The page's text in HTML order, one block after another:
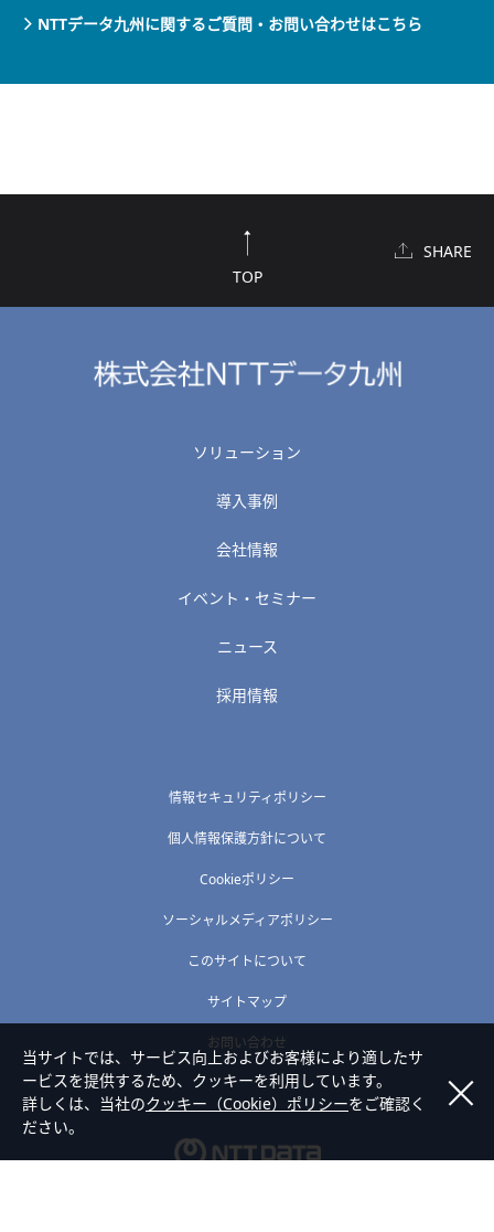
NTTデータ九州に関するご質問・お問い合わせはこちら
TOP
SHARE
ソリューション
導入事例
会社情報
イベント・セミナー
ニュース
採用情報
情報セキュリティポリシー
個人情報保護方針について
Cookieポリシー
ソーシャルメディアポリシー
このサイトについて
サイトマップ
お問い合わせ
当サイトでは、サービス向上およびお客様により適したサ
ービスを提供するため、クッキーを利用しています。
詳しくは、当社のクッキー（Cookie）ポリシーをご確認く
ださい。